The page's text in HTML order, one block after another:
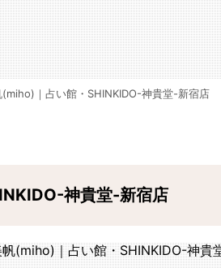
(miho)｜占い館・SHINKIDO-神貴堂-新宿店
神貴堂-新宿店